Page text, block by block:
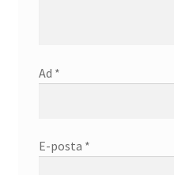
Ad *
E-posta *